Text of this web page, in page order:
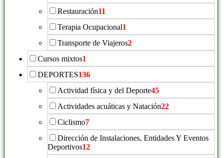
Restauración11
Terapia Ocupacional1
Transporte de Viajeros2
Cursos mixtos1
DEPORTES136
Actividad física y del Deporte45
Actividades acuáticas y Natación22
Ciclismo7
Dirección de Instalaciones, Entidades Y Eventos
Deportivos12